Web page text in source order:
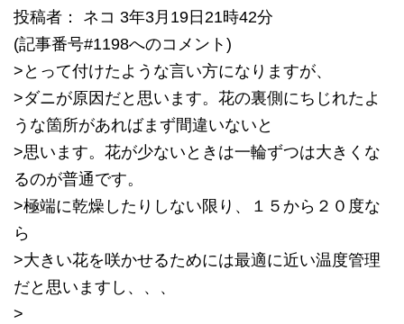
投稿者： ネコ 3年3月19日21時42分
(記事番号#1198へのコメント)
>とって付けたような言い方になりますが、
>ダニが原因だと思います。花の裏側にちじれたよ
うな箇所があればまず間違いないと
>思います。花が少ないときは一輪ずつは大きくな
るのが普通です。
>極端に乾燥したりしない限り、１５から２０度な
ら
>大きい花を咲かせるためには最適に近い温度管理
だと思いますし、、、
>